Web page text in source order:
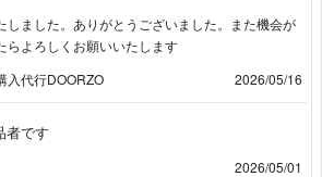
しました。ありがとうございました。また機会が
らよろしくお願いいたします
入代行DOORZO
2026/05/16
者です
2026/05/01